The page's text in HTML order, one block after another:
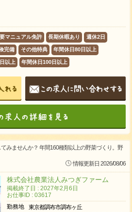
要マニュアル免許 長期休暇あり 週休2日
完備 その他特典 年間休日80日以上
以上 年間休日100日以上
みませんか？ 年間160種類以上の野菜づくり。野
情報更新日 2026/08/06
株式会社農業法人みつぎファーム
掲載終了日 : 2027年2月6日
お仕事ID : 03617
勤務地
東京都調布市調布ヶ丘